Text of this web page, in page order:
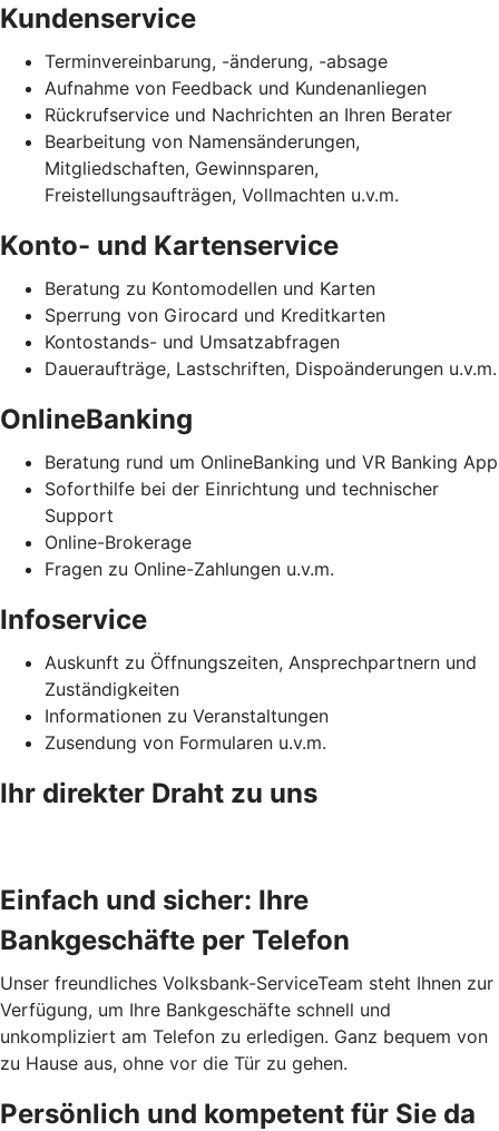
Kundenservice
Terminvereinbarung, -änderung, -absage
Aufnahme von Feedback und Kundenanliegen
Rückrufservice und Nachrichten an Ihren Berater
Bearbeitung von Namensänderungen,
Mitgliedschaften, Gewinnsparen,
Freistellungsaufträgen, Vollmachten u.v.m.
Konto- und Kartenservice
Beratung zu Kontomodellen und Karten
Sperrung von Girocard und Kreditkarten
Kontostands- und Umsatzabfragen
Daueraufträge, Lastschriften, Dispoänderungen u.v.m.
OnlineBanking
Beratung rund um OnlineBanking und VR Banking App
Soforthilfe bei der Einrichtung und technischer
Support
Online-Brokerage
Fragen zu Online-Zahlungen u.v.m.
Infoservice
Auskunft zu Öffnungszeiten, Ansprechpartnern und
Zuständigkeiten
Informationen zu Veranstaltungen
Zusendung von Formularen u.v.m.
Ihr direkter Draht zu uns
Einfach und sicher: Ihre
Bankgeschäfte per Telefon
Unser freundliches Volksbank-ServiceTeam steht Ihnen zur
Verfügung, um Ihre Bankgeschäfte schnell und
unkompliziert am Telefon zu erledigen. Ganz bequem von
zu Hause aus, ohne vor die Tür zu gehen.
Persönlich und kompetent für Sie da